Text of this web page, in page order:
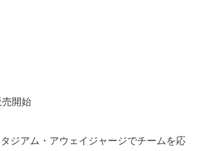
開始
ジアム・アウェイジャージでチームを応